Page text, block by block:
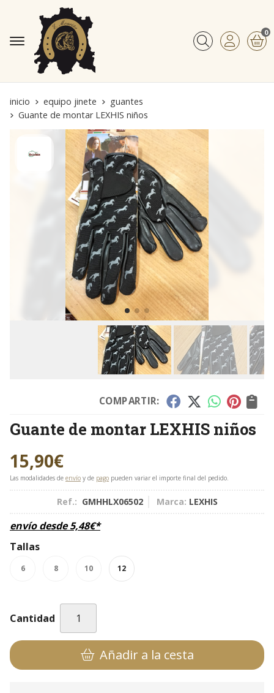
Buscar
0
inicio equipo jinete
guantes
Guante de montar LEXHIS niños
COMPARTIR:
Guante de montar LEXHIS niños
15,90€
Las modalidades de envío y de pago pueden variar el importe final del pedido.
Ref.: GMHHLX06502 Marca: LEXHIS
envío desde5,48€*
Tallas
6 8 10 12
Cantidad
Añadir a la cesta